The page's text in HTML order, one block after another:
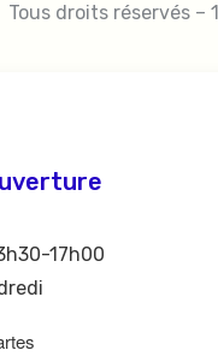
Tous droits réservés –
17h00